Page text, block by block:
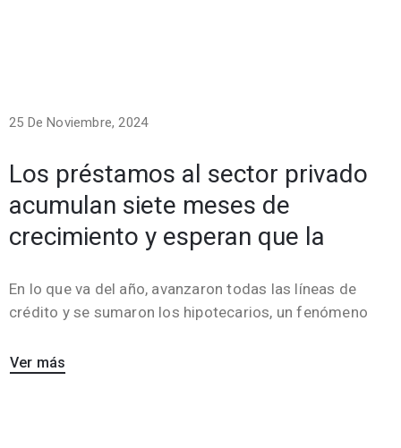
25 De Noviembre, 2024
Los préstamos al sector privado
acumulan siete meses de
crecimiento y esperan que la
En lo que va del año, avanzaron todas las líneas de
crédito y se sumaron los hipotecarios, un fenómeno
Ver más